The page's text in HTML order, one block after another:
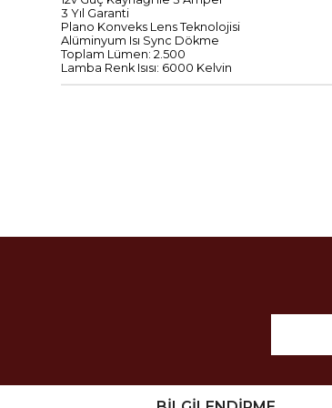
3 Yıl Garanti
Plano Konveks Lens Teknolojisi
Alüminyum Isı Sync Dökme
Toplam Lümen: 2.500
Lamba Renk Isısı: 6000 Kelvin